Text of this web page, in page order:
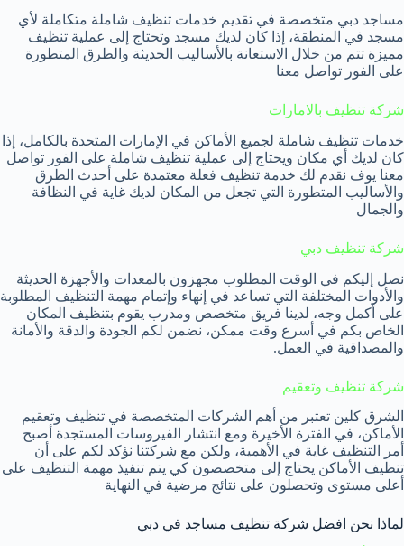
مساجد دبي متخصصة في تقديم خدمات تنظيف شاملة متكاملة لأي
مسجد في المنطقة، إذا كان لديك مسجد وتحتاج إلى عملية تنظيف
مميزة تتم من خلال الاستعانة بالأساليب الحديثة والطرق المتطورة
على الفور تواصل معنا
شركة تنظيف بالامارات
خدمات تنظيف شاملة لجميع الأماكن في الإمارات المتحدة بالكامل، إذا
كان لديك أي مكان ويحتاج إلى عملية تنظيف شاملة على الفور تواصل
معنا يوف نقدم لك خدمة تنظيف فعلة معتمدة على أحدث الطرق
والأساليب المتطورة التي تجعل من المكان لديك غاية في النظافة
والجمال
شركة تنظيف دبي
نصل إليكم في الوقت المطلوب مجهزون بالمعدات والأجهزة الحديثة
والأدوات المختلفة التي تساعد في إنهاء وإتمام مهمة التنظيف المطلوبة
على أكمل وجه، لدينا فريق متخصص ومدرب يقوم بتنظيف المكان
الخاص بكم في أسرع وقت ممكن، نضمن لكم الجودة والدقة والأمانة
والمصداقية في العمل.
شركة تنظيف وتعقيم
الشرق كلين تعتبر من أهم الشركات المتخصصة في تنظيف وتعقيم
الأماكن، في الفترة الأخيرة ومع انتشار الفيروسات المستجدة أصبح
أمر التنظيف غاية في الأهمية، ولكن مع شركتنا نؤكد لكم على أن
تنظيف الأماكن يحتاج إلى متخصصون كي يتم تنفيذ مهمة التنظيف على
أعلى مستوى وتحصلون على نتائج مرضية في النهاية
لماذا نحن افضل شركة تنظيف مساجد في دبي